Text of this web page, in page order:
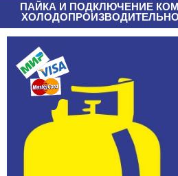
ПАЙКА И ПОДКЛЮЧЕНИЕ